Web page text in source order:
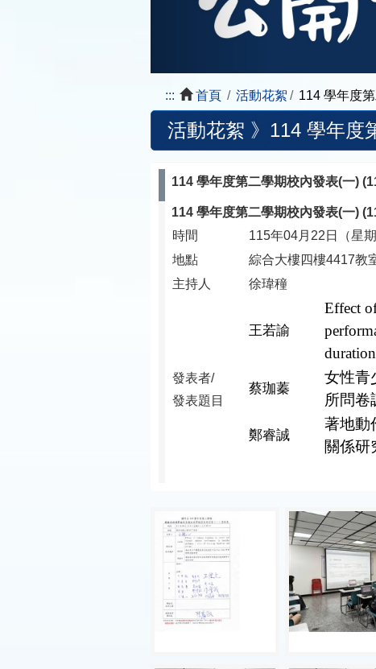
::: 首頁 活動花絮 114 學年度
活動花絮 》 114 學年度
114 學年度第二學期校內發表(一)
114 學年度第二學期校內發表(一)
時間
115年04月22日（星
地點
綜合大樓四樓4417教
主持人
徐瑋穜
發表者/
發表題目
王若諭
Effect
蔡珈蓁
女性青
所問卷
鄭睿誠
著地動
關係研